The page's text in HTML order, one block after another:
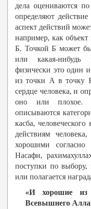
дела оцениваются
определяют
аспект действий
например, как
Б. Точкой Б может
или какая-нибудь
физически это один
из точки А в точку
сердце человека, и
оно или плохое.
описываются
касба,
действиям
хорошими
Насафи,
поступки по выбору,
или полагается
«И хорошие из
Всевышнего